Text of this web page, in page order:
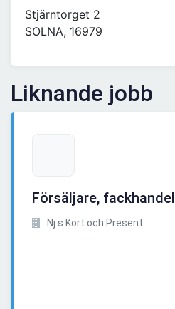
Stjärntorget 2
SOLNA, 16979
Liknande jobb
Försäljare, fackhandel
Nj s Kort och Present